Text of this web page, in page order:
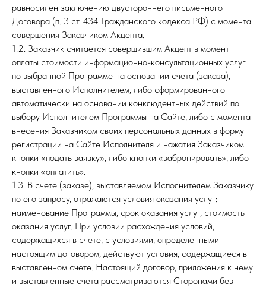
равносилен заключению двустороннего письменного
Договора (п. 3 ст. 434 Гражданского кодекса РФ) с момента
совершения Заказчиком Акцепта.
1.2. Заказчик считается совершившим Акцепт в момент
оплаты стоимости информационно-консультационных услуг
по выбранной Программе на основании счета (заказа),
выставленного Исполнителем, либо сформированного
автоматически на основании конклюдентных действий по
выбору Исполнителем Программы на Сайте, либо с момента
внесения Заказчиком своих персональных данных в форму
регистрации на Сайте Исполнителя и нажатия Заказчиком
кнопки «подать заявку», либо кнопки «забронировать», либо
кнопки «оплатить».
1.3. В счете (заказе), выставляемом Исполнителем Заказчику
по его запросу, отражаются условия оказания услуг:
наименование Программы, срок оказания услуг, стоимость
оказания услуг. При условии расхождения условий,
содержащихся в счете, с условиями, определенными
настоящим договором, действуют условия, содержащиеся в
выставленном счете. Настоящий договор, приложения к нему
и выставленные счета рассматриваются Сторонами без